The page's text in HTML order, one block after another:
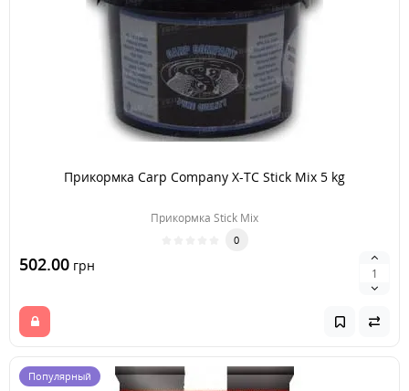
Прикормка Carp Company X-TC Stick Mix 5 kg
Прикормка Stick Mix
0
502.00 грн
Популярный